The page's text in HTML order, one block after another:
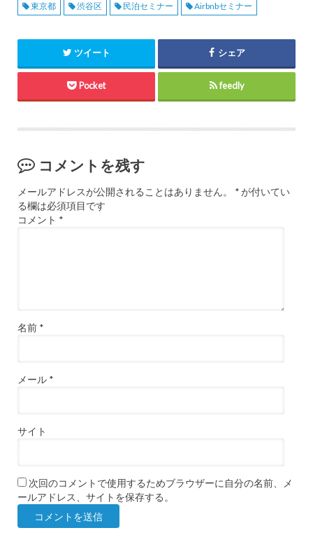
東京都
渋谷区 民泊セミナー Airbnbセミナー
ツイート シェア
Pocket feedly
コメントを残す
メールアドレスが公開されることはありません。 *が付いてい
る欄は必須項目です
コメント *
名前 *
メール *
サイト
次回のコメントで使用するためブラウザーに自分の名前、メ
ールアドレス、サイトを保存する。